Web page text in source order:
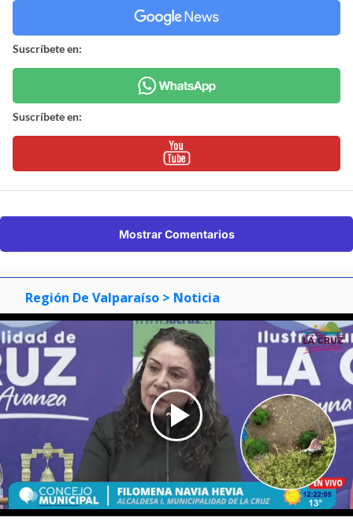
Suscríbete en:
Suscríbete en:
Mostrar Comentarios
Región De Valparaíso > Noticia